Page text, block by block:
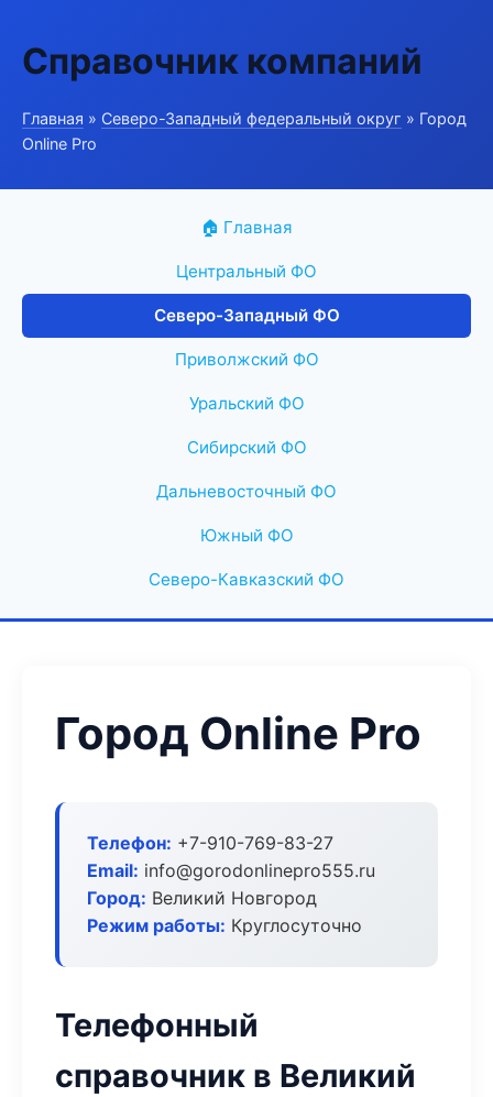
Справочник компаний
Главная » Северо-Западный федеральный округ » Город
Online Pro
🏠 Главная
Центральный ФО
Северо-Западный ФО
Приволжский ФО
Уральский ФО
Сибирский ФО
Дальневосточный ФО
Южный ФО
Северо-Кавказский ФО
Город Online Pro
Телефон: +7-910-769-83-27
Email: info@gorodonlinepro555.ru
Город: Великий Новгород
Режим работы: Круглосуточно
Телефонный
справочник в Великий